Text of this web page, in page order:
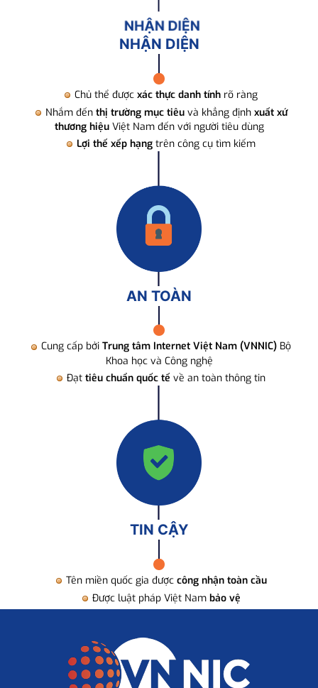
NHẬN DIỆN
Chủ thể được xác thực danh tính rõ ràng
Nhắm đến thị trường mục tiêuvà khẳng định xuất xứ
thương hiệuViệt Nam đến với người tiêu dùng
Lợi thế xếp hạng trên công cụ tìm kiếm
AN TOÀN
Cung cấp bởi Trung tâm Internet Việt Nam (VNNIC) Bộ
Khoa học và Công nghệ
Đạt tiêu chuẩn quốc tế về an toàn thông tin
TIN CẬY
Tên miền quốc gia được công nhận toàn cầu
Được luật pháp Việt Nam bảo vệ